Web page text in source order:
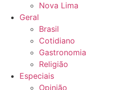
Nova Lima
Geral
Brasil
Cotidiano
Gastronomia
Religião
Especiais
Opinião